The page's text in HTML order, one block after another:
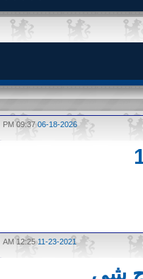
06-18-2026
09:37 PM
11-23-2021
12:25 AM
شي